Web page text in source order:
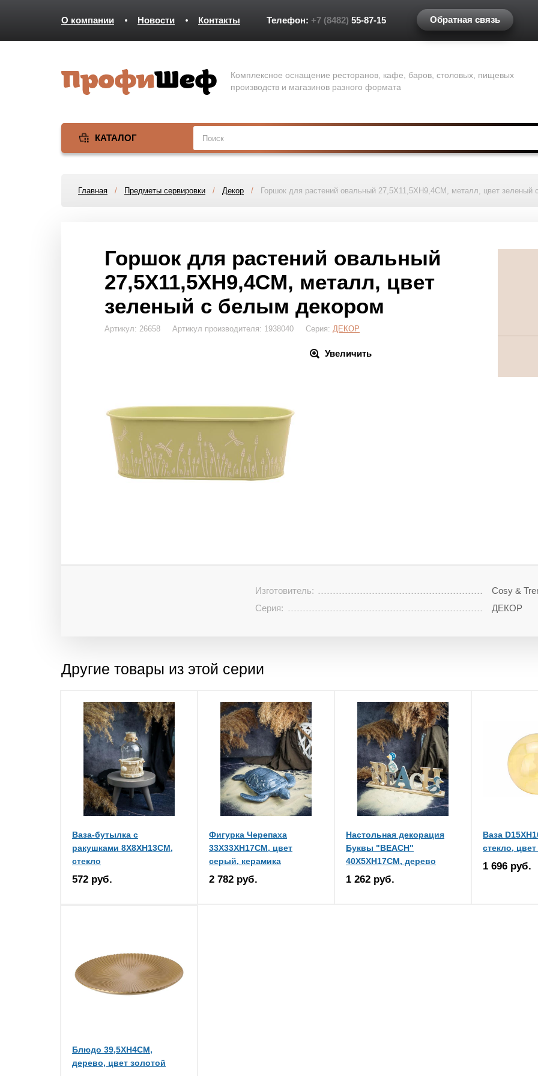
О компании Новости Контакты Телефон: +7 (8482) 55-87-15 Обратная связь
Комплексное оснащение ресторанов, кафе, баров, столовых, пищевых
производств и магазинов разного формата
КАТАЛОГ
Главная / Предметы сервировки / Декор / Горшок для растений овальный 27,5X11,5XH9,4CM, металл, цвет зеленый
Горшок для растений овальный
27,5X11,5XH9,4CM, металл, цвет
зеленый с белым декором
Артикул: 26658 Артикул производителя: 1938040 Серия: ДЕКОР
Увеличить
Изготовитель:
Cosy &
Серия:
ДЕКОР
Другие товары из этой серии
Ваза-бутылка с
ракушками 8X8XH13CM,
стекло
572 руб.
Фигурка Черепаха
33X33XH17CM, цвет
серый, керамика
2 782 руб.
Настольная декорация
Буквы "BEACH"
40X5XH17CM, дерево
1 262 руб.
Ваза
стекло,
1 696 руб.
Блюдо 39,5XH4CM,
дерево, цвет золотой